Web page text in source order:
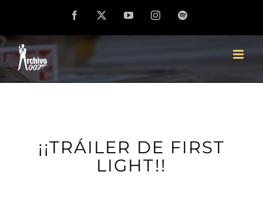
contenido
Facebook YouTubeInstagramSpotify
¡¡TRÁILER DE FIRST
LIGHT!!